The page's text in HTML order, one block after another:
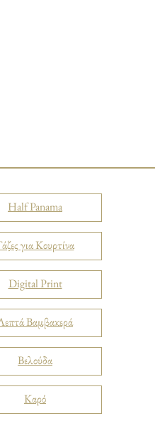
Half Panama
για Κουρτίνα
Digital Print
Βαμβακερά
Βελούδα
Καρό